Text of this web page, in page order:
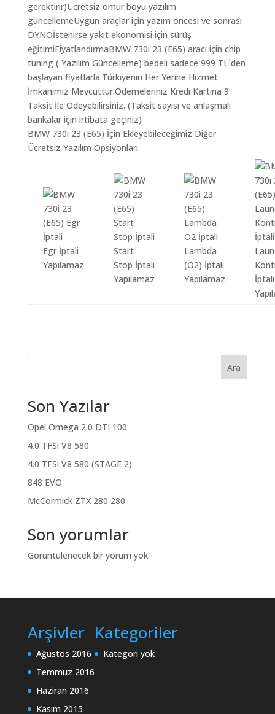
gerektirir)Ücretsiz ömür boyu yazılım
güncellemeUygun araçlar için yazım öncesi ve sonrası
DYNOİstenirse yakıt ekonomisi için sürüş
eğitimiFiyatlandırmaBMW 730i 23 (E65) aracı için chip
tuning ( Yazılım Güncelleme) bedeli sadece 999 TL`den
başlayan fiyatlarla.Türkiyenin Her Yerine Hizmet
İmkanımız Mevcuttur.Ödemeleriniz Kredi Kartına 9
Taksit İle Ödeyebilirsiniz. (Taksit sayısı ve anlaşmalı
bankalar için irtibata geçiniz)
BMW 730i 23 (E65) İçin Ekleyebileceğimiz Diğer
Ücretsiz Yazılım Opsiyonları
Egr İptali
Yapılamaz
Start
Stop İptali
Yapılamaz
Lambda
(O2) İptali
Yapılamaz
İptali
Ara
Son Yazılar
Opel Omega 2.0 DTI 100
4.0 TFSi V8 580
4.0 TFSi V8 580 (STAGE 2)
848 EVO
McCormick ZTX 280 280
Son yorumlar
Görüntülenecek bir yorum yok.
Arşivler
Ağustos 2016
Temmuz 2016
Haziran 2016
Kasım 2015
Kategoriler
Kategori yok